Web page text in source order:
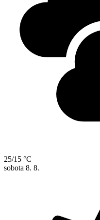
25/15 °C
sobota 8. 8.